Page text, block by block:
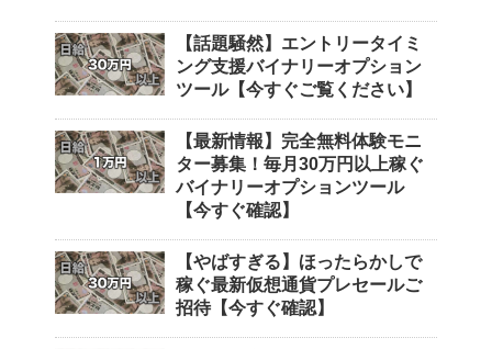
【話題騒然】エントリータイミ
ング支援バイナリーオプション
ツール【今すぐご覧ください】
【最新情報】完全無料体験モニ
ター募集！毎月30万円以上稼ぐ
バイナリーオプションツール
【今すぐ確認】
【やばすぎる】ほったらかしで
稼ぐ最新仮想通貨プレセールご
招待【今すぐ確認】